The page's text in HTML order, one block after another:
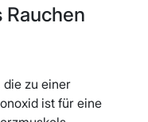
die zu einer
ist für eine